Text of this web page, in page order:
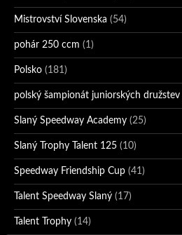
Mistrovství Slovenska (54)
pohár 250 ccm (1)
Polsko (181)
polský šampionát juniorských družstev
Slaný Speedway Academy (25)
Slaný Trophy Talent 125 (10)
Speedway Friendship Cup (41)
Talent Speedway Slaný (17)
Talent Trophy (14)